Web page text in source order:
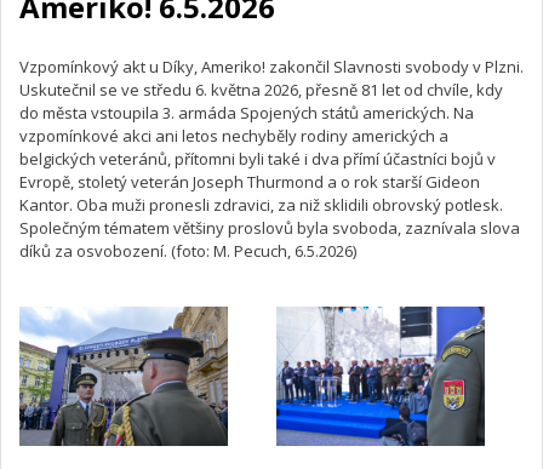
Vzpomínkový akt u Díky, Ameriko! zakončil Slavnosti svobody v Plzni.
Uskutečnil se ve středu 6. května 2026, přesně 81 let od chvíle, kdy
do města vstoupila 3. armáda Spojených států amerických. Na
vzpomínkové akci ani letos nechyběly rodiny amerických a
belgických veteránů, přítomni byli také i dva přímí účastníci bojů v
Evropě, stoletý veterán Joseph Thurmond a o rok starší Gideon
Kantor. Oba muži pronesli zdravici, za niž sklidili obrovský potlesk.
Společným tématem většiny proslovů byla svoboda, zaznívala slova
díků za osvobození. (foto: M. Pecuch, 6.5.2026)